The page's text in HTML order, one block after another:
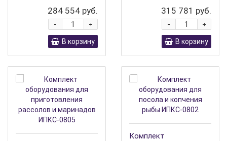
284 554 руб.
+
-
В корзину
315 781 руб.
+
-
В корзину
Комплект